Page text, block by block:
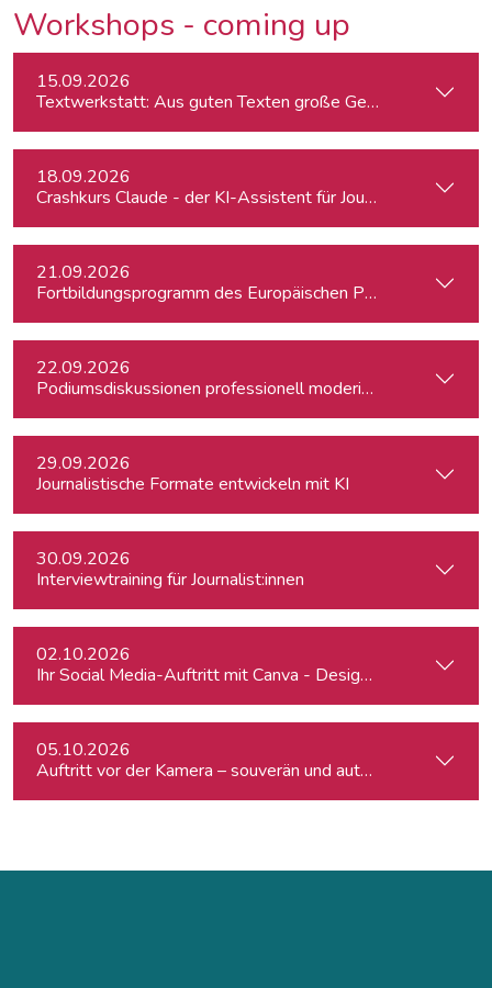
Workshops - coming up
15.09.2026
Textwerkstatt: Aus guten Texten große Geschichten
18.09.2026
Crashkurs Claude - der KI-Assistent für Journalist:innen
21.09.2026
Fortbildungsprogramm des Europäischen Parlaments für
22.09.2026
Podiumsdiskussionen professionell moderieren
29.09.2026
Journalistische Formate entwickeln mit KI
30.09.2026
Interviewtraining für Journalist:innen
02.10.2026
Ihr Social Media-Auftritt mit Canva - Designs für Instagram,
05.10.2026
Auftritt vor der Kamera – souverän und authentisch